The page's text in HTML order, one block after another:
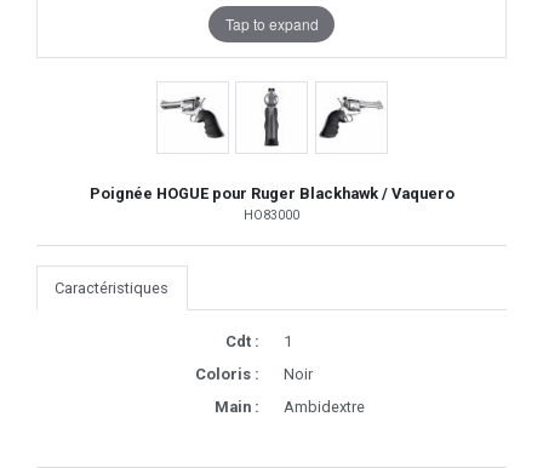
Tap to expand
Poignée HOGUE pour Ruger Blackhawk / Vaquero
HO83000
Caractéristiques
Cdt :
1
Coloris :
Noir
Main :
Ambidextre